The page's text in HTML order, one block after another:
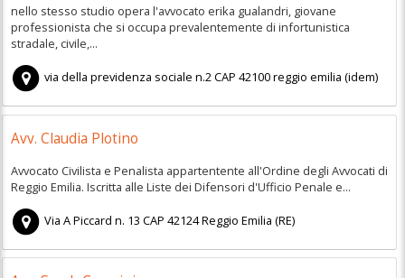
nello stesso studio opera l'avvocato erika gualandri, giovane
professionista che si occupa prevalentemente di infortunistica
stradale, civile,...
via della previdenza sociale n.2CAP42100reggio emilia (idem)
Avv. Claudia Plotino
Avvocato Civilista e Penalista appartentente all'Ordine degli Avvocati di
Reggio Emilia. Iscritta alle Liste dei Difensori d'Ufficio Penale e...
Via A Piccard n. 13 CAP42124Reggio Emilia (RE)